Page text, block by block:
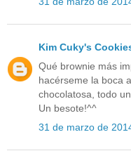
Kim Cuky's
Qué brownie más
hacérseme la boca
chocolatosa, todo
Un besote!^^
31 de marzo de